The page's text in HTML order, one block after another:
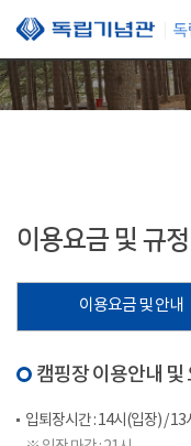
본문 바로가기
이용요금 및 규
이용요금 및 안내
캠핑장 이용안내 및
입퇴장시간 : 14시(입장) / 13